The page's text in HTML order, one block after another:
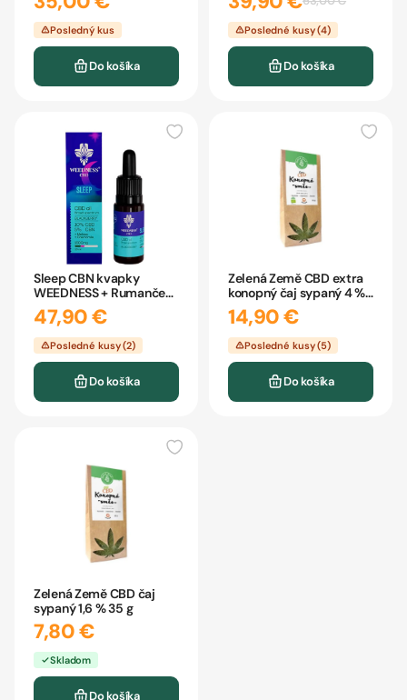
Posledný kus
Do košíka
Posledné kusy (4)
Do košíka
Sleep CBN kvapky
WEEDNESS + Rumanček
+ Melissa 10ml
47,90 €
Posledné kusy (2)
Do košíka
Zelená Země CBD extra
konopný čaj sypaný 4 %
35 g
14,90 €
Posledné kusy (5)
Do košíka
Zelená Země CBD čaj
sypaný 1,6 % 35 g
7,80 €
Skladom
Do košíka